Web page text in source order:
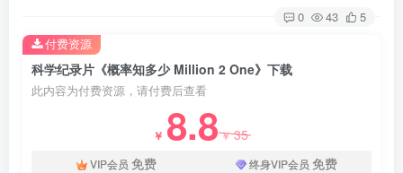
0 43 5
科学纪录片《概率知多少 Million 2 One》下载
此内容为付费资源，请付费后查看
￥ 8.8￥35
VIP会员 免费 终身VIP会员 免费
付费资源